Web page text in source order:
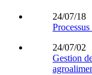
24/07/18
24/07/02
Gestion